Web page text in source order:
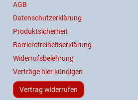
AGB
Datenschutzerklärung
Produktsicherheit
Barrierefreiheitserklärung
Widerrufsbelehrung
Verträge hier kündigen
Vertrag widerrufen